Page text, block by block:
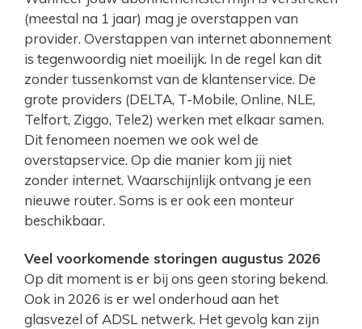
(meestal na 1 jaar) mag je overstappen van
provider. Overstappen van internet abonnement
is tegenwoordig niet moeilijk. In de regel kan dit
zonder tussenkomst van de klantenservice. De
grote providers (DELTA, T-Mobile, Online, NLE,
Telfort, Ziggo, Tele2) werken met elkaar samen.
Dit fenomeen noemen we ook wel de
overstapservice. Op die manier kom jij niet
zonder internet. Waarschijnlijk ontvang je een
nieuwe router. Soms is er ook een monteur
beschikbaar.
Veel voorkomende storingen augustus 2026
Op dit moment is er bij ons geen storing bekend.
Ook in 2026 is er wel onderhoud aan het
glasvezel of ADSL netwerk. Het gevolg kan zijn